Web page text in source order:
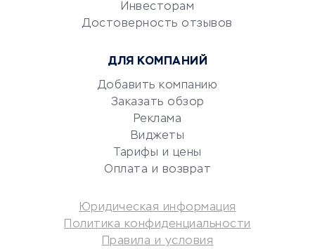
документооборот
Консалтинговые компании
Аудиторские компании
Бухгалтерия онлайн
КРЕДИТЫ И ЗАЙМЫ
Потребительские кредиты
Инвесторам
Достоверность отзывов
ДЛЯ КОМПАНИЙ
Добавить компанию
Заказать обзор
Реклама
Виджеты
Тарифы и цены
Оплата и возврат
Юридическая информация
Политика конфиденциальности
Правила и условия